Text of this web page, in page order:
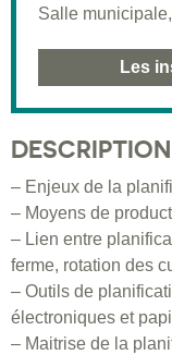
Salle
Les
DESCRIPTION
– Enjeux de la
– Moyens de
– Lien entre
ferme, rotation des
– Outils de
électroniques et
– Maitrise de la